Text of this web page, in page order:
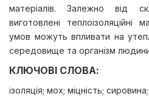
матеріалів. Залежно від
виготовлені теплоізоляційні
умов можуть впливати на
середовище та організм
КЛЮЧОВІ СЛОВА:
ізоляція; мох; міцність;